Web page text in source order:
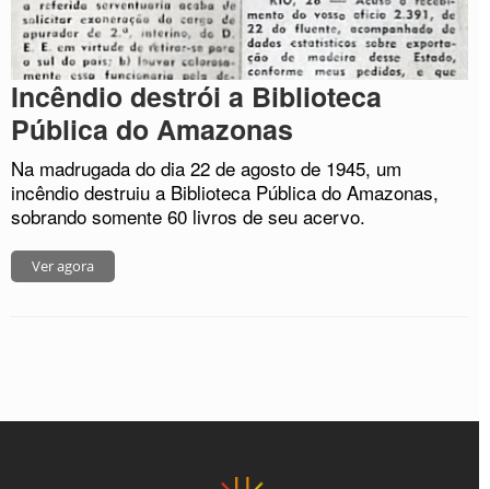
Incêndio destrói a Biblioteca
Pública do Amazonas
Na madrugada do dia 22 de agosto de 1945, um
incêndio destruiu a Biblioteca Pública do Amazonas,
sobrando somente 60 livros de seu acervo.
Ver agora